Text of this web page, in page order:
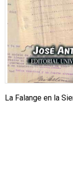
La Falange en la